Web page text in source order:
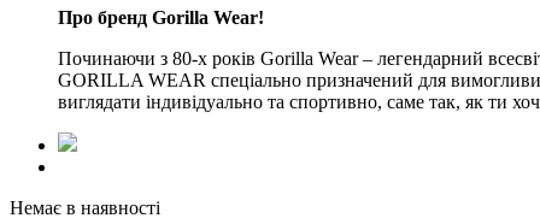
Про бренд Gorilla Wear!
Починаючи з 80-х років Gorilla Wear – легендарний
GORILLA WEAR спеціально призначений для вимогливих
виглядати індивідуально та спортивно, саме так, як ти
Немає в наявності